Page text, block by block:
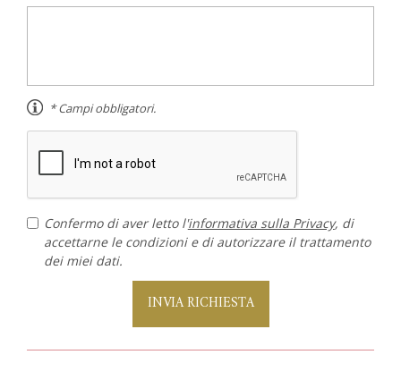
* Campi obbligatori.
Confermo di aver letto l'informativa sulla Privacy, di
accettarne le condizioni e di autorizzare il trattamento
dei miei dati.
INVIA RICHIESTA